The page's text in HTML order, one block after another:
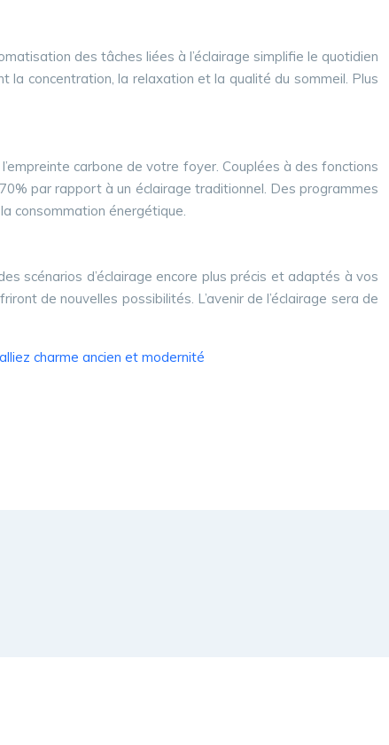
des tâches liées à l’éclairage simplifie le quotidien
la concentration, la relaxation et la qualité du sommeil. Plus
carbone de votre foyer. Couplées à des fonctions
par rapport à un éclairage traditionnel. Des programmes
consommation énergétique.
scénarios d’éclairage encore plus précis et adaptés à vos
de nouvelles possibilités. L’avenir de l’éclairage sera de
charme ancien et modernité